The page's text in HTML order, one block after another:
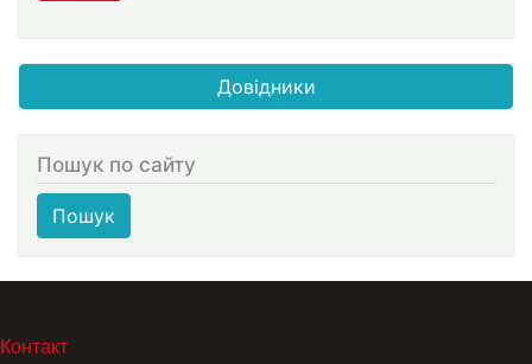
Довідники
Пошук по сайту
Пошук
МЕНЮ В ПОДВАЛЕ
Контакт